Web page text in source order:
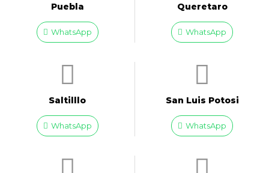
Puebla
WhatsApp
Queretaro
WhatsApp
Saltilllo
WhatsApp
San Luis Potosi
WhatsApp